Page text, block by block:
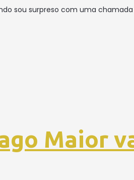
sou surpreso com uma
Maior